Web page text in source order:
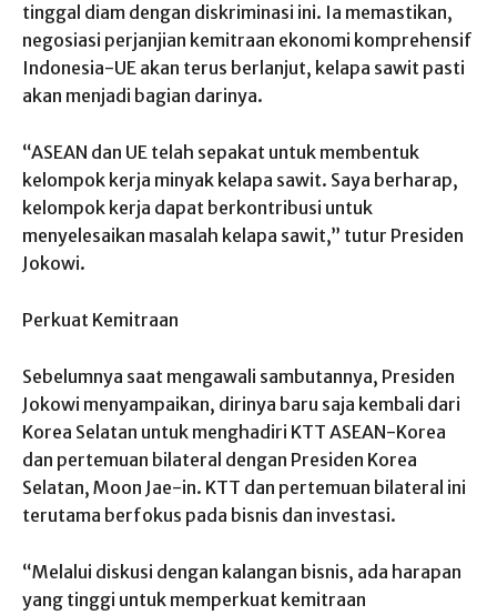
tinggal diam dengan diskriminasi ini. Ia memastikan,
negosiasi perjanjian kemitraan ekonomi komprehensif
Indonesia-UE akan terus berlanjut, kelapa sawit pasti
akan menjadi bagian darinya.
“ASEAN dan UE telah sepakat untuk membentuk
kelompok kerja minyak kelapa sawit. Saya berharap,
kelompok kerja dapat berkontribusi untuk
menyelesaikan masalah kelapa sawit,” tutur Presiden
Jokowi.
Perkuat Kemitraan
Sebelumnya saat mengawali sambutannya, Presiden
Jokowi menyampaikan, dirinya baru saja kembali dari
Korea Selatan untuk menghadiri KTT ASEAN-Korea
dan pertemuan bilateral dengan Presiden Korea
Selatan, Moon Jae-in. KTT dan pertemuan bilateral ini
terutama berfokus pada bisnis dan investasi.
“Melalui diskusi dengan kalangan bisnis, ada harapan
yang tinggi untuk memperkuat kemitraan